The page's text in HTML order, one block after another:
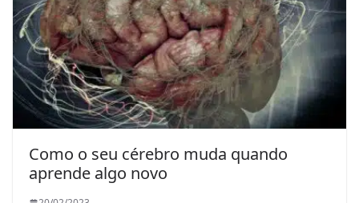
Como o seu cérebro muda quando
aprende algo novo